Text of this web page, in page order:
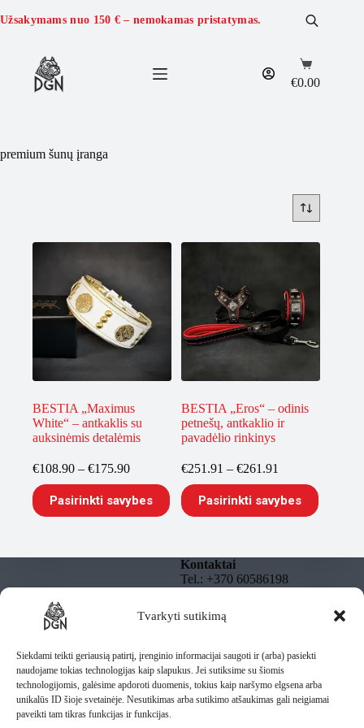
Tvarkyti sutikimą
Siekdami teikti geriausią patirtį, įrenginio informacijai saugoti ir (arba) pasiekti
naudojame tokias technologijas kaip slapukus. Jei sutiksime su šiomis
technologijomis, galėsime apdoroti duomenis, tokius kaip naršymo elgsena arba
unikalūs ID šioje svetainėje. Nesutikimas arba sutikimo atšaukimas gali neigiamai
paveikti tam tikras funkcijas ir funkcijas.
to
Užsakymams nuo 150 € – nemokamas pristatymas.
Shopping
cart
€0.00
premium šunų įranga
BESTIA „Maximus
White“ – antkaklis su
auksinėmis detalėmis
€108.90 – €175.90Price
range:
€108.90
through
Pasirinkti savybes
This
product
has
chosen
the
product
page
BESTIA „Eros“ – odinis
petnešų, antkaklio ir
pavadėlio rinkinys
€251.91 – €261.91
range:
€251.91
through
Pasirinkti savybes
This
product
has
The
options
chosen
the
product
page
Informacija
Taisyklės
Pristatymas
Kontaktai
Tel.: +370 60586198
DGNBULLY – Tomas
Daugnoras
Individuali veikla pagal
pažymą